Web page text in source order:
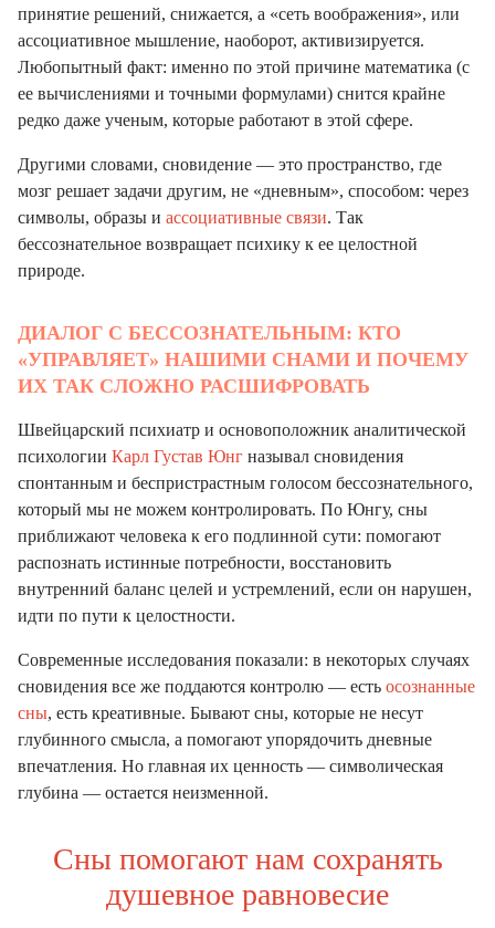
принятие решений, снижается, а «сеть воображения», или
ассоциативное мышление, наоборот, активизируется.
Любопытный факт: именно по этой причине математика (с
ее вычислениями и точными формулами) снится крайне
редко даже ученым, которые работают в этой сфере.
Другими словами, сновидение — это пространство, где
мозг решает задачи другим, не «дневным», способом: через
символы, образы и ассоциативные связи. Так
бессознательное возвращает психику к ее целостной
природе.
ДИАЛОГ С БЕССОЗНАТЕЛЬНЫМ: КТО
«УПРАВЛЯЕТ» НАШИМИ СНАМИ И ПОЧЕМУ
ИХ ТАК СЛОЖНО РАСШИФРОВАТЬ
Швейцарский психиатр и основоположник аналитической
психологии Карл Густав Юнг называл сновидения
спонтанным и беспристрастным голосом бессознательного,
который мы не можем контролировать. По Юнгу, сны
приближают человека к его подлинной сути: помогают
распознать истинные потребности, восстановить
внутренний баланс целей и устремлений, если он нарушен,
идти по пути к целостности.
Современные исследования показали: в некоторых случаях
сновидения все же поддаются контролю — есть осознанные
сны, есть креативные. Бывают сны, которые не несут
глубинного смысла, а помогают упорядочить дневные
впечатления. Но главная их ценность — символическая
глубина — остается неизменной.
Сны помогают нам сохранять
душевное равновесие